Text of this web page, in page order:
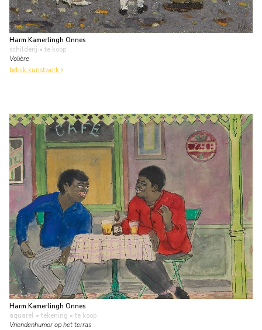
Harm Kamerlingh Onnes
schilderij • te koop
Volière
bekijk kunstwerk
Harm Kamerlingh Onnes
aquarel • tekening • te koop
Vriendenhumor op het terras